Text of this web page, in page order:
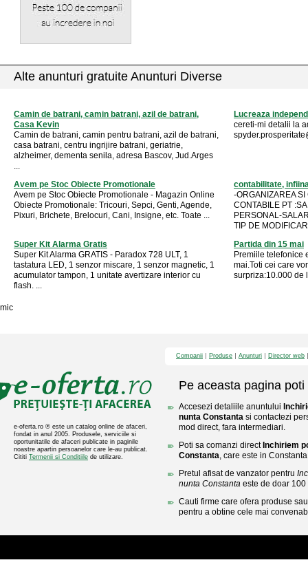
Alte anunturi gratuite Anunturi Diverse
Camin de batrani, camin batrani, azil de batrani,
Casa Kevin
Camin de batrani, camin pentru batrani, azil de batrani,
casa batrani, centru ingrijire batrani, geriatrie,
alzheimer, dementa senila, adresa Bascov, Jud.Arges
...
Lucreaza
cereti-mi detalii la
Avem pe Stoc Obiecte Promotionale
Avem pe Stoc Obiecte Promotionale - Magazin Online
Obiecte Promotionale: Tricouri, Sepci, Genti, Agende,
Pixuri, Brichete, Brelocuri, Cani, Insigne, etc. Toate ...
contabilitate,
-ORGANIZAREA
CONTABILE PT
PERSONAL-
TIP DE
Super Kit Alarma Gratis
Super Kit Alarma GRATIS - Paradox 728 ULT, 1
tastatura LED, 1 senzor miscare, 1 senzor magnetic, 1
acumulator tampon, 1 unitate avertizare interior cu
flash. ...
Partida din 15 mai
Premiile telefonice
mai.Toti cei care
surpriza:10.000 de
mic
e-oferta.ro ® este un catalog online de afaceri,
fondat in anul 2005. Produsele, serviciile si
oportunitatile de afaceri publicate in paginile
noastre apartin persoanelor care le-au publicat.
Cititi Termenii si Conditiile de utilizare.
Companii Produse Anunturi Director web
Pe aceasta pagina poti
Accesezi detaliile anuntului
nunta Constanta si contactezi
mod direct, fara intermediari.
Poti sa comanzi direct Inchiriem
Constanta, care este in
Pretul afisat de vanzator pentru
nunta Constanta este de doar 100
Cauti firme care ofera produse
pentru a obtine cele mai